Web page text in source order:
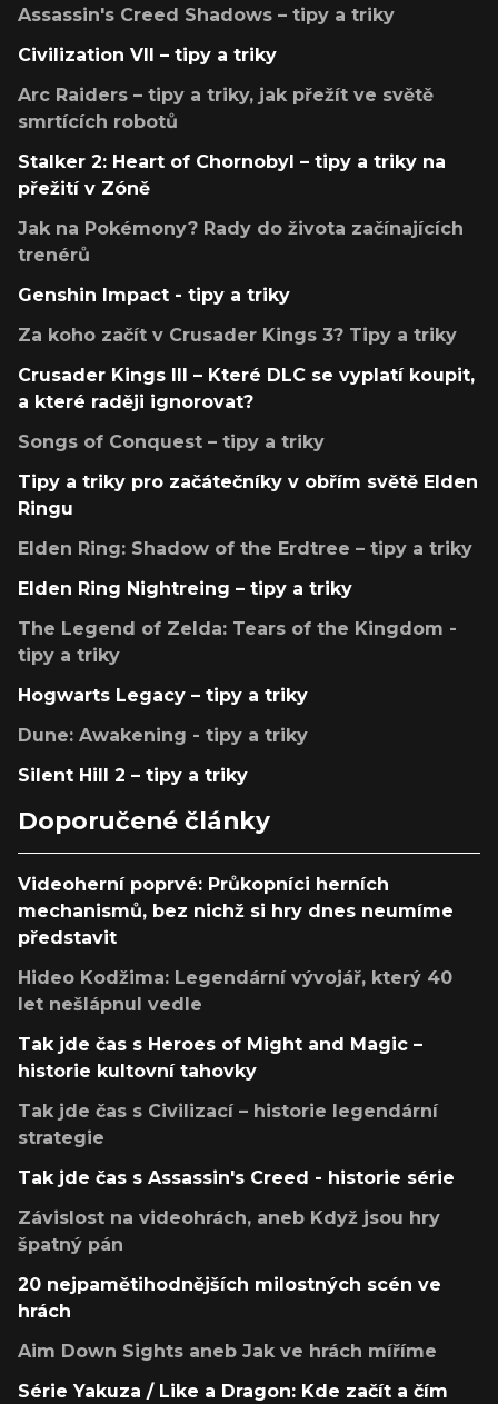
Assassin's Creed Shadows – tipy a triky
Civilization VII – tipy a triky
Arc Raiders – tipy a triky, jak přežít ve světě
smrtících robotů
Stalker 2: Heart of Chornobyl – tipy a triky na
přežití v Zóně
Jak na Pokémony? Rady do života začínajících
trenérů
Genshin Impact - tipy a triky
Za koho začít v Crusader Kings 3? Tipy a triky
Crusader Kings III – Které DLC se vyplatí koupit,
a které raději ignorovat?
Songs of Conquest – tipy a triky
Tipy a triky pro začátečníky v obřím světě Elden
Ringu
Elden Ring: Shadow of the Erdtree – tipy a triky
Elden Ring Nightreing – tipy a triky
The Legend of Zelda: Tears of the Kingdom -
tipy a triky
Hogwarts Legacy – tipy a triky
Dune: Awakening - tipy a triky
Silent Hill 2 – tipy a triky
Doporučené články
Videoherní poprvé: Průkopníci herních
mechanismů, bez nichž si hry dnes neumíme
představit
Hideo Kodžima: Legendární vývojář, který 40
let nešlápnul vedle
Tak jde čas s Heroes of Might and Magic –
historie kultovní tahovky
Tak jde čas s Civilizací – historie legendární
strategie
Tak jde čas s Assassin's Creed - historie série
Závislost na videohrách, aneb Když jsou hry
špatný pán
20 nejpamětihodnějších milostných scén ve
hrách
Aim Down Sights aneb Jak ve hrách míříme
Série Yakuza / Like a Dragon: Kde začít a čím